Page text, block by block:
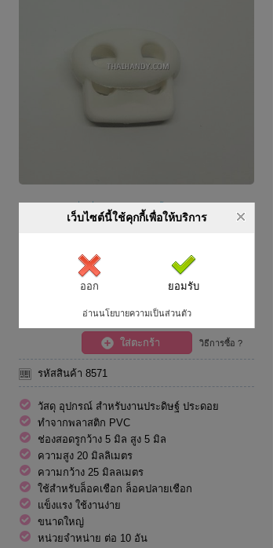
หมายเหตุ รูปใช้สื่อเพื่อการโฆษณาเท่านั้น สินค้าจริงอาจมีรูปทรง
หรือสีที่ต่างจากรูปเล็กน้อย
เราขายส่ง ราคาถูก เพื่อให้ท่านมีกำไร
ระบบจะคำนวณส่วนลดและค่าจัดส่งให้โดยอัตโนมัติ
วิธีการซื้อ ?
ใส่ตะกร้า
รหัสสินค้า 8571
วัสดุ อุปกรณ์ สำหรับงานประดิษฐ์ ประดอย
ทำจากพลาสติก PVC
ช่องสอดรูกว้าง 5 มิล สูง 5 มิล
ความสูง 20 มิลลิเมตร
ความกว้าง 25 มิลลเมตร
ใช้สำหรับล็อคเชือก ล็อคปลายเชือก
แข็งแรง ใช้งานง่าย
ขนาดใหญ่
หน่วยจำหน่าย ต่อ 10 อัน
เว็บไซต์นี้ใช้คุกกี้เพื่อให้บริการ
ออก ยอมรับ
อ่านนโยบายความเป็นส่วนตัว